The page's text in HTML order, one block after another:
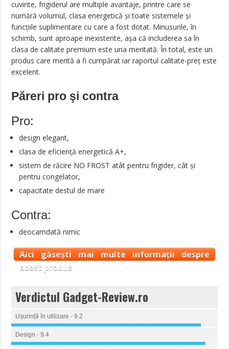
cuvinte, frigiderul are multiple avantaje, printre care se
numără volumul, clasa energetică şi toate sistemele şi
funcţiile suplimentare cu care a fost dotat. Minusurile, în
schimb, sunt aproape inexistente, aşa că includerea sa în
clasa de calitate premium este una meritată. În total, este un
produs care merită a fi cumpărat iar raportul calitate-preţ este
excelent.
Păreri pro şi contra
Pro:
design elegant,
clasa de eficiență energetică A+,
sistem de răcire NO FROST atât pentru frigider, cât și
pentru congelator,
capacitate destul de mare
Contra:
deocamdată nimic
Aici găsești mai multe informații despre
acest produs
Verdictul Gadget-Review.ro
Ușurință în utilizare - 9.2
Design - 9.4